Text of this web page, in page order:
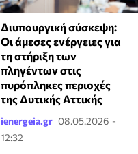
Διυπουργική σύσκεψη:
Οι άμεσες ενέργειες για
τη στήριξη των
πληγέντων στις
πυρόπληκες περιοχές
της Δυτικής Αττικής
ienergeia.gr 08.05.2026 -
12:32